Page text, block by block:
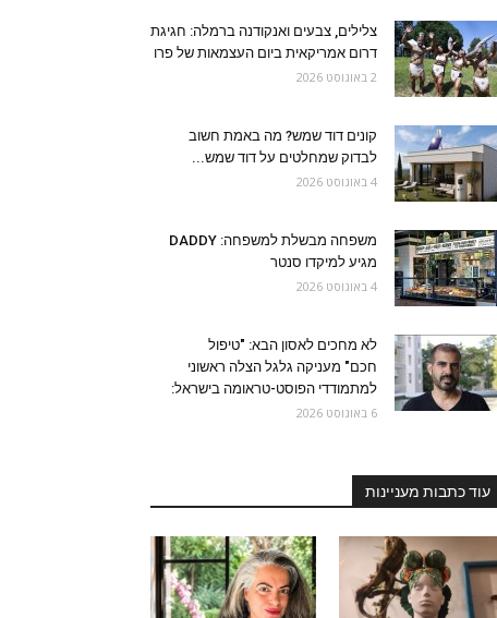
צלילים, צבעים ואנקודנה ברמלה: חגיגת
דרום אמריקאית ביום העצמאות של פרו
2 באוגוסט 2026
קונים דוד שמש? מה באמת חשוב
לבדוק שמחלטים על דוד שמש...
4 באוגוסט 2026
משפחה מבשלת למשפחה: DADDY
מגיע למיקדו סנטר
4 באוגוסט 2026
לא מחכים לאסון הבא: "טיפול
חכם" מעניקה גלגל הצלה ראשוני
למתמודדי הפוסט-טראומה בישראל:
6 באוגוסט 2026
עוד כתבות מעניינות